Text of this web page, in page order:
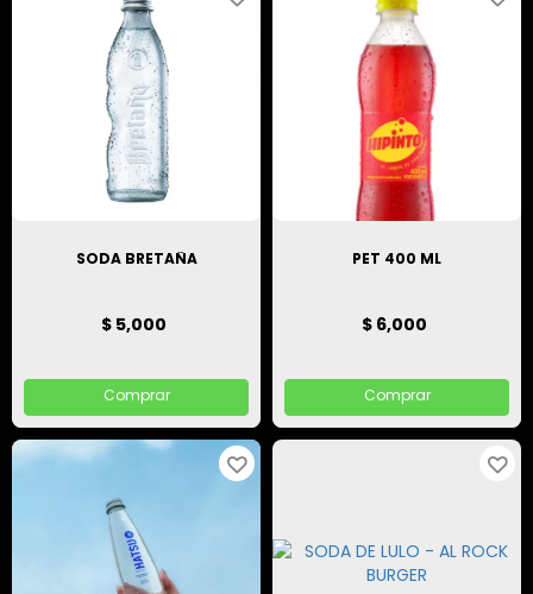
SODA BRETAÑA
$ 5,000
Comprar
PET 400 ML
$ 6,000
Comprar